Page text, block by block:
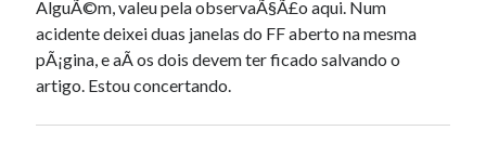
AlguÃ©m, valeu pela observaÃ§Ã£o aqui. Num
acidente deixei duas janelas do FF aberto na mesma
pÃ¡gina, e aÃ­ os dois devem ter ficado salvando o
artigo. Estou concertando.